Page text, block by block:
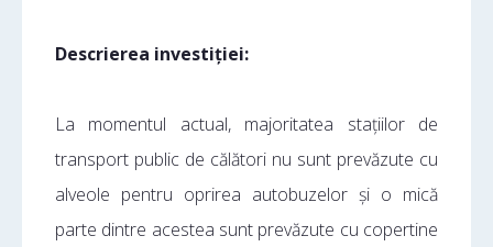
Descrierea investiției:
La momentul actual, majoritatea stațiilor de
transport public de călători nu sunt prevăzute cu
alveole pentru oprirea autobuzelor și o mică
parte dintre acestea sunt prevăzute cu copertine